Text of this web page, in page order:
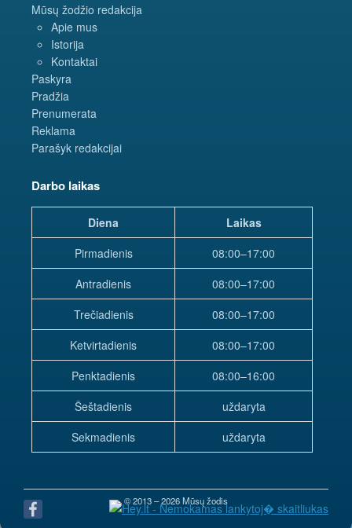
Mūsų žodžio redakcija
Apie mus
Istorija
Kontaktai
Paskyra
Pradžia
Prenumerata
Reklama
Parašyk redakcijai
Darbo laikas
Diena
Laikas
Pirmadienis
08:00–17:00
Antradienis
08:00–17:00
Trečiadienis
08:00–17:00
Ketvirtadienis
08:00–17:00
Penktadienis
08:00–16:00
Šeštadienis
uždaryta
Sekmadienis
uždaryta
© 2013 – 2026 Mūsų žodis